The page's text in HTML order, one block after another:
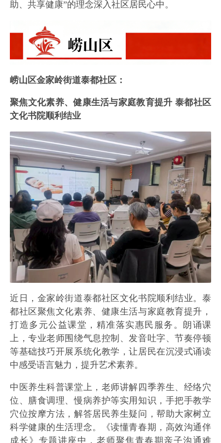
助、共享健康”的理念深入社区居民心中。
崂山区金家岭街道泰都社区：
聚焦文化素养、健康生活与家庭教育提升 泰都社区
文化书院顺利结业
近日，金家岭街道泰都社区文化书院顺利结业。泰
都社区聚焦文化素养、健康生活与家庭教育提升，
打造多元公益课堂，精准落实惠民服务。朗诵课
上，专业老师围绕气息控制、发音吐字、节奏停顿
等基础技巧开展系统化教学，让居民在沉浸式诵读
中感受语言魅力，提升艺术素养。
中医养生科普课堂上，老师讲解四季养生、经络穴
位、膳食调理、慢病养护等实用知识，手把手教学
穴位按摩方法，解答居民养生疑问，帮助大家树立
科学健康的生活理念。《读懂青春期，高效沟通伴
成长》专题讲座中，老师聚焦青春期亲子沟通难